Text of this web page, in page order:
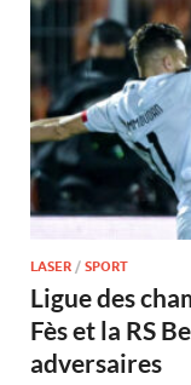
LASER / SPORT
Ligue des
Fès et la RS
adversaires